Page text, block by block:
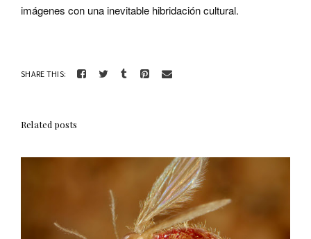
imágenes con una inevitable hibridación cultural.
SHARE THIS:
Related posts